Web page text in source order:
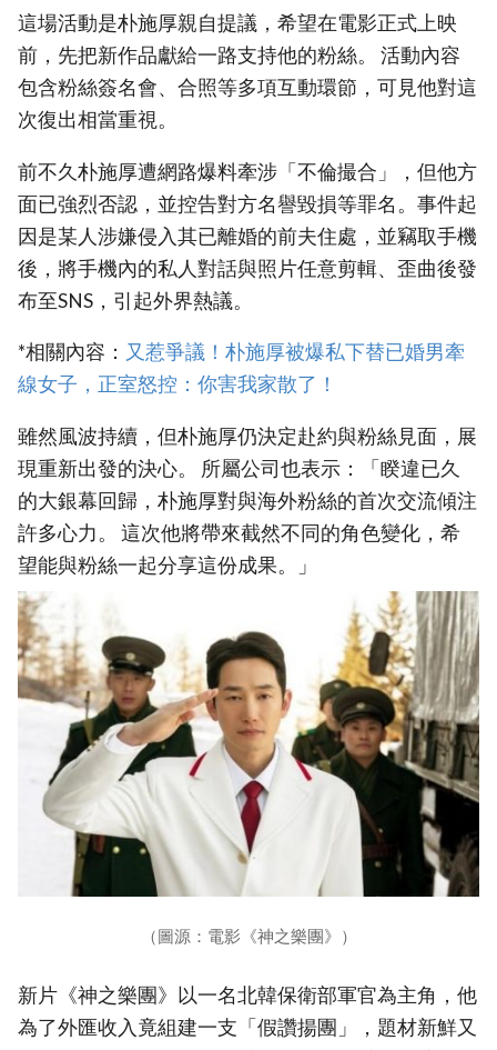
這場活動是朴施厚親自提議，希望在電影正式上映
前，先把新作品獻給一路支持他的粉絲。 活動內容
包含粉絲簽名會、合照等多項互動環節，可見他對這
次復出相當重視。
前不久朴施厚遭網路爆料牽涉「不倫撮合」，但他方
面已強烈否認，並控告對方名譽毀損等罪名。事件起
因是某人涉嫌侵入其已離婚的前夫住處，並竊取手機
後，將手機內的私人對話與照片任意剪輯、歪曲後發
布至SNS，引起外界熱議。
*相關內容： 又惹爭議！朴施厚被爆私下替已婚男牽
線女子，正室怒控：你害我家散了！
雖然風波持續，但朴施厚仍決定赴約與粉絲見面，展
現重新出發的決心。 所屬公司也表示：「睽違已久
的大銀幕回歸，朴施厚對與海外粉絲的首次交流傾注
許多心力。 這次他將帶來截然不同的角色變化，希
望能與粉絲一起分享這份成果。」
（圖源：電影《神之樂團》）
新片《神之樂團》以一名北韓保衛部軍官為主角，他
為了外匯收入竟組建一支「假讚揚團」，題材新鮮又